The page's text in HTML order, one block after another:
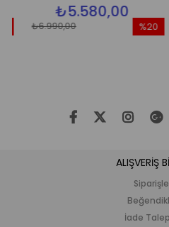
₺5.580,00
₺6.990,00
%20
ALIŞVERİŞ
İade